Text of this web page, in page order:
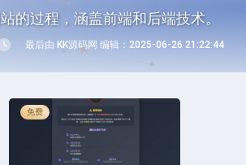
的过程，涵盖前端和后端技术。
最后由 KK源码网 编辑：2025-06-26 21:22:44
免费